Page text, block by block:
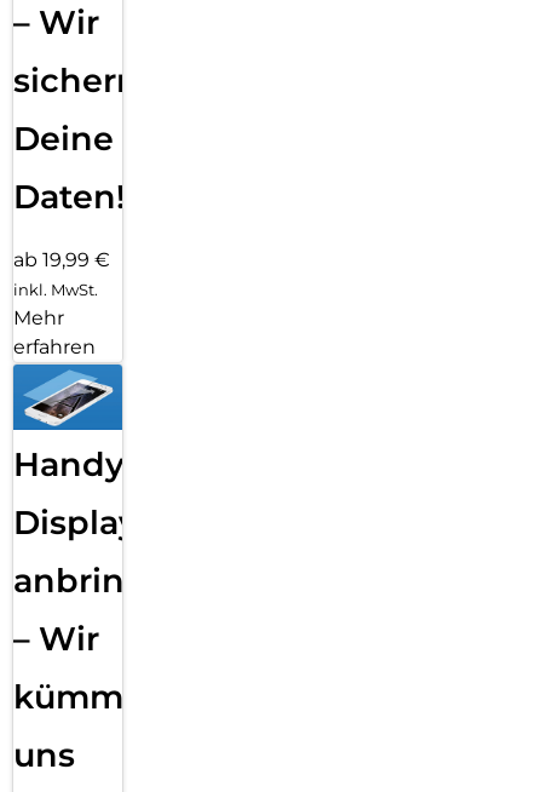
– Wir
sichern
Deine
Daten!
ab 19,99 €
inkl. MwSt.
Mehr
erfahren
Handy
Displayfolie
anbringen
– Wir
kümmern
uns